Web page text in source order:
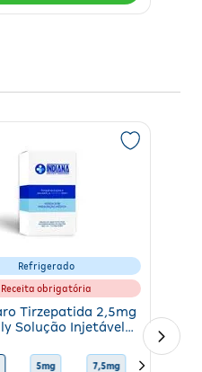
12,5mg 5mg
Refrigerado
Receita obrigatória
Tirzepatida 2,5mg
Solução Injetável
Aplicadoras
5mg 7,5mg